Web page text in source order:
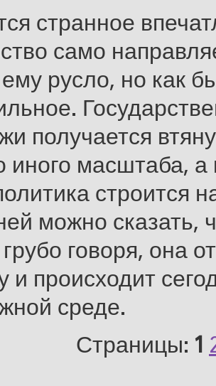
странное
само
русло, но как
получается
иного масштаба, а
строится
можно сказать,
говоря, она
и происходит
среде.
Страницы: 1